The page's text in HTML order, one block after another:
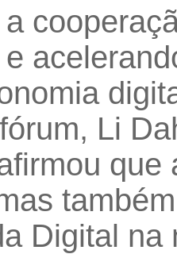
Li
Digital na